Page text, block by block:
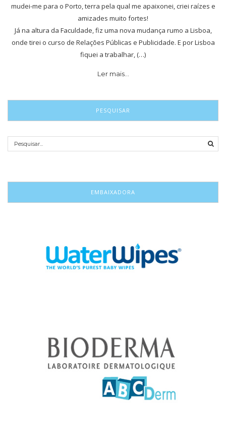
mudei-me para o Porto, terra pela qual me apaixonei, criei raízes e
amizades muito fortes!
Já na altura da Faculdade, fiz uma nova mudança rumo a Lisboa,
onde tirei o curso de Relações Públicas e Publicidade. E por Lisboa
fiquei a trabalhar, (…)
Ler mais…
PESQUISAR
EMBAIXADORA